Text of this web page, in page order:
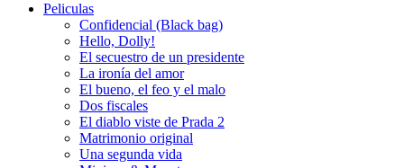
Peliculas
Confidencial (Black bag)
Hello, Dolly!
El secuestro de un presidente
La ironía del amor
El bueno, el feo y el malo
Dos fiscales
El diablo viste de Prada 2
Matrimonio original
Una segunda vida